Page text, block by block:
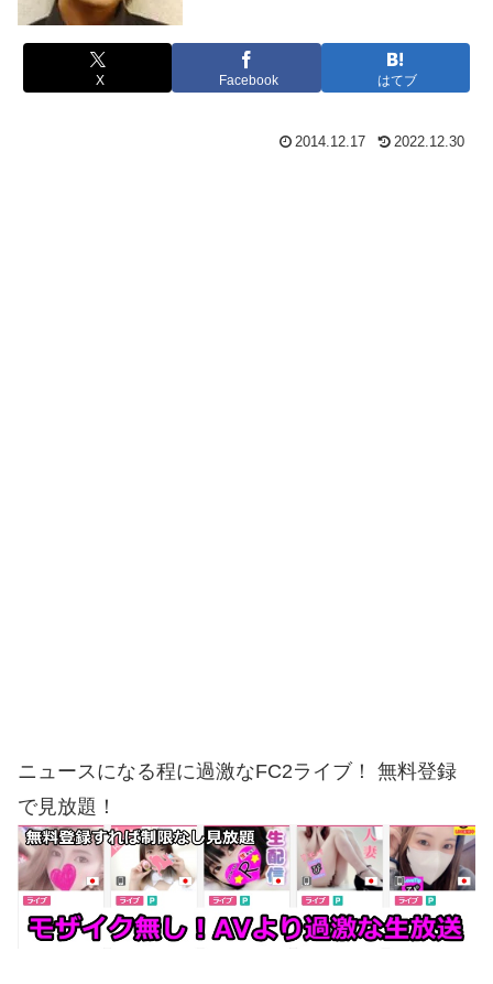
X Facebook はてブ
2014.12.17 2022.12.30
ニュースになる程に過激なFC2ライブ！ 無料登録
で見放題！